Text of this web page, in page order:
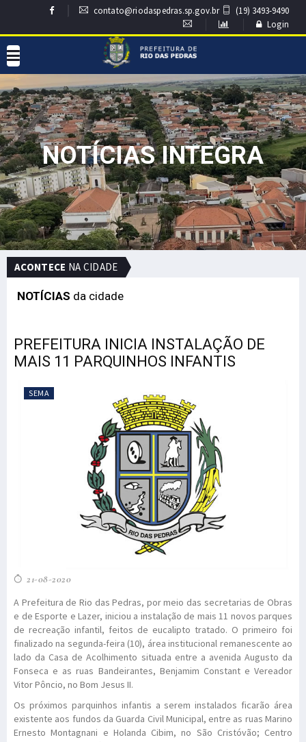
contato@riodaspedras.sp.gov.br
(19) 3493-9490
Login
NOTÍCIAS INTEGRA
ACONTECE NA CIDADE
NOTÍCIAS da cidade
PREFEITURA INICIA INSTALAÇÃO DE
MAIS 11 PARQUINHOS INFANTIS
SEMA
21-08-2020
A Prefeitura de Rio das Pedras, por meio das secretarias de Obras
e de Esporte e Lazer, iniciou a instalação de mais 11 novos parques
de recreação infantil, feitos de eucalipto tratado. O primeiro foi
finalizado na segunda-feira (10), área institucional remanescente ao
lado da Casa de Acolhimento situada entre a avenida Augusto da
Fonseca e as ruas Bandeirantes, Benjamim Constant e Vereador
Vitor Pôncio, no Bom Jesus II.
Os próximos parquinhos infantis a serem instalados ficarão área
existente aos fundos da Guarda Civil Municipal, entre as ruas Marino
Ernesto Montagnani e Holanda Cibim, no São Cristóvão; Centro